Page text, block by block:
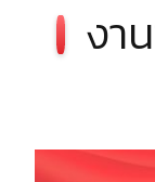
งา